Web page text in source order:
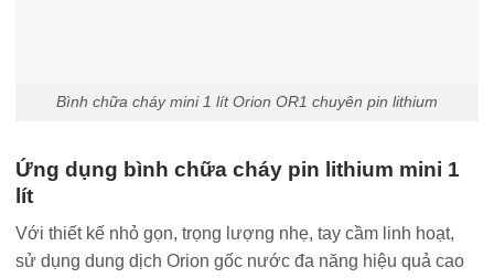
Bình chữa cháy mini 1 lít Orion OR1 chuyên pin lithium
Ứng dụng bình chữa cháy pin lithium mini 1
lít
Với thiết kế nhỏ gọn, trọng lượng nhẹ, tay cầm linh hoạt,
sử dụng dung dịch Orion gốc nước đa năng hiệu quả cao